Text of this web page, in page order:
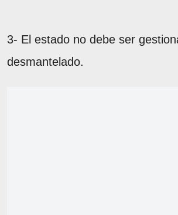
3- El estado no debe ser
desmantelado.